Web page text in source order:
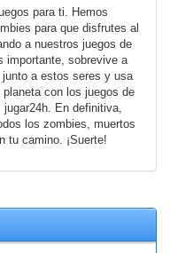
para ti. Hemos
para que disfrutes al
a nuestros juegos de
importante, sobrevive a
a estos seres y usa
con los juegos de
jugar24h. En definitiva,
los zombies, muertos
tu camino. ¡Suerte!